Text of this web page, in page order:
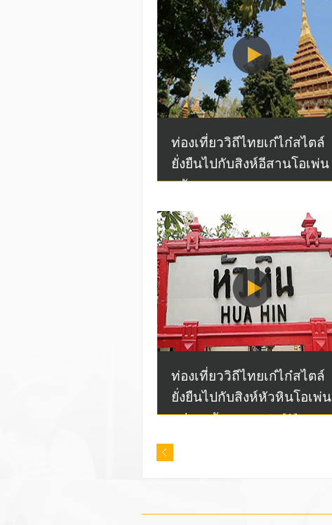
ท่องเที่ยววิถีไทยเก๋ไก๋สไตล์
ยั่งยืนไปกับสิงห์อีสานโอเพ่น
- ธันยากร ครองผา
ท่องเที่ยววิถีไทยเก๋ไก๋สไตล์
ยั่งยืนไปกับสิงห์หัวหินโอเพ่น
- ประหยัด มากแสง [1]